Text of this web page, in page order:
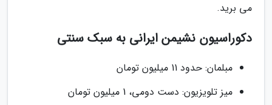
می برید.
دکوراسیون نشیمن ایرانی به سبک سنتی
مبلمان: حدود 11 میلیون تومان
میز تلویزیون: دست دومى، 1 میلیون تومان